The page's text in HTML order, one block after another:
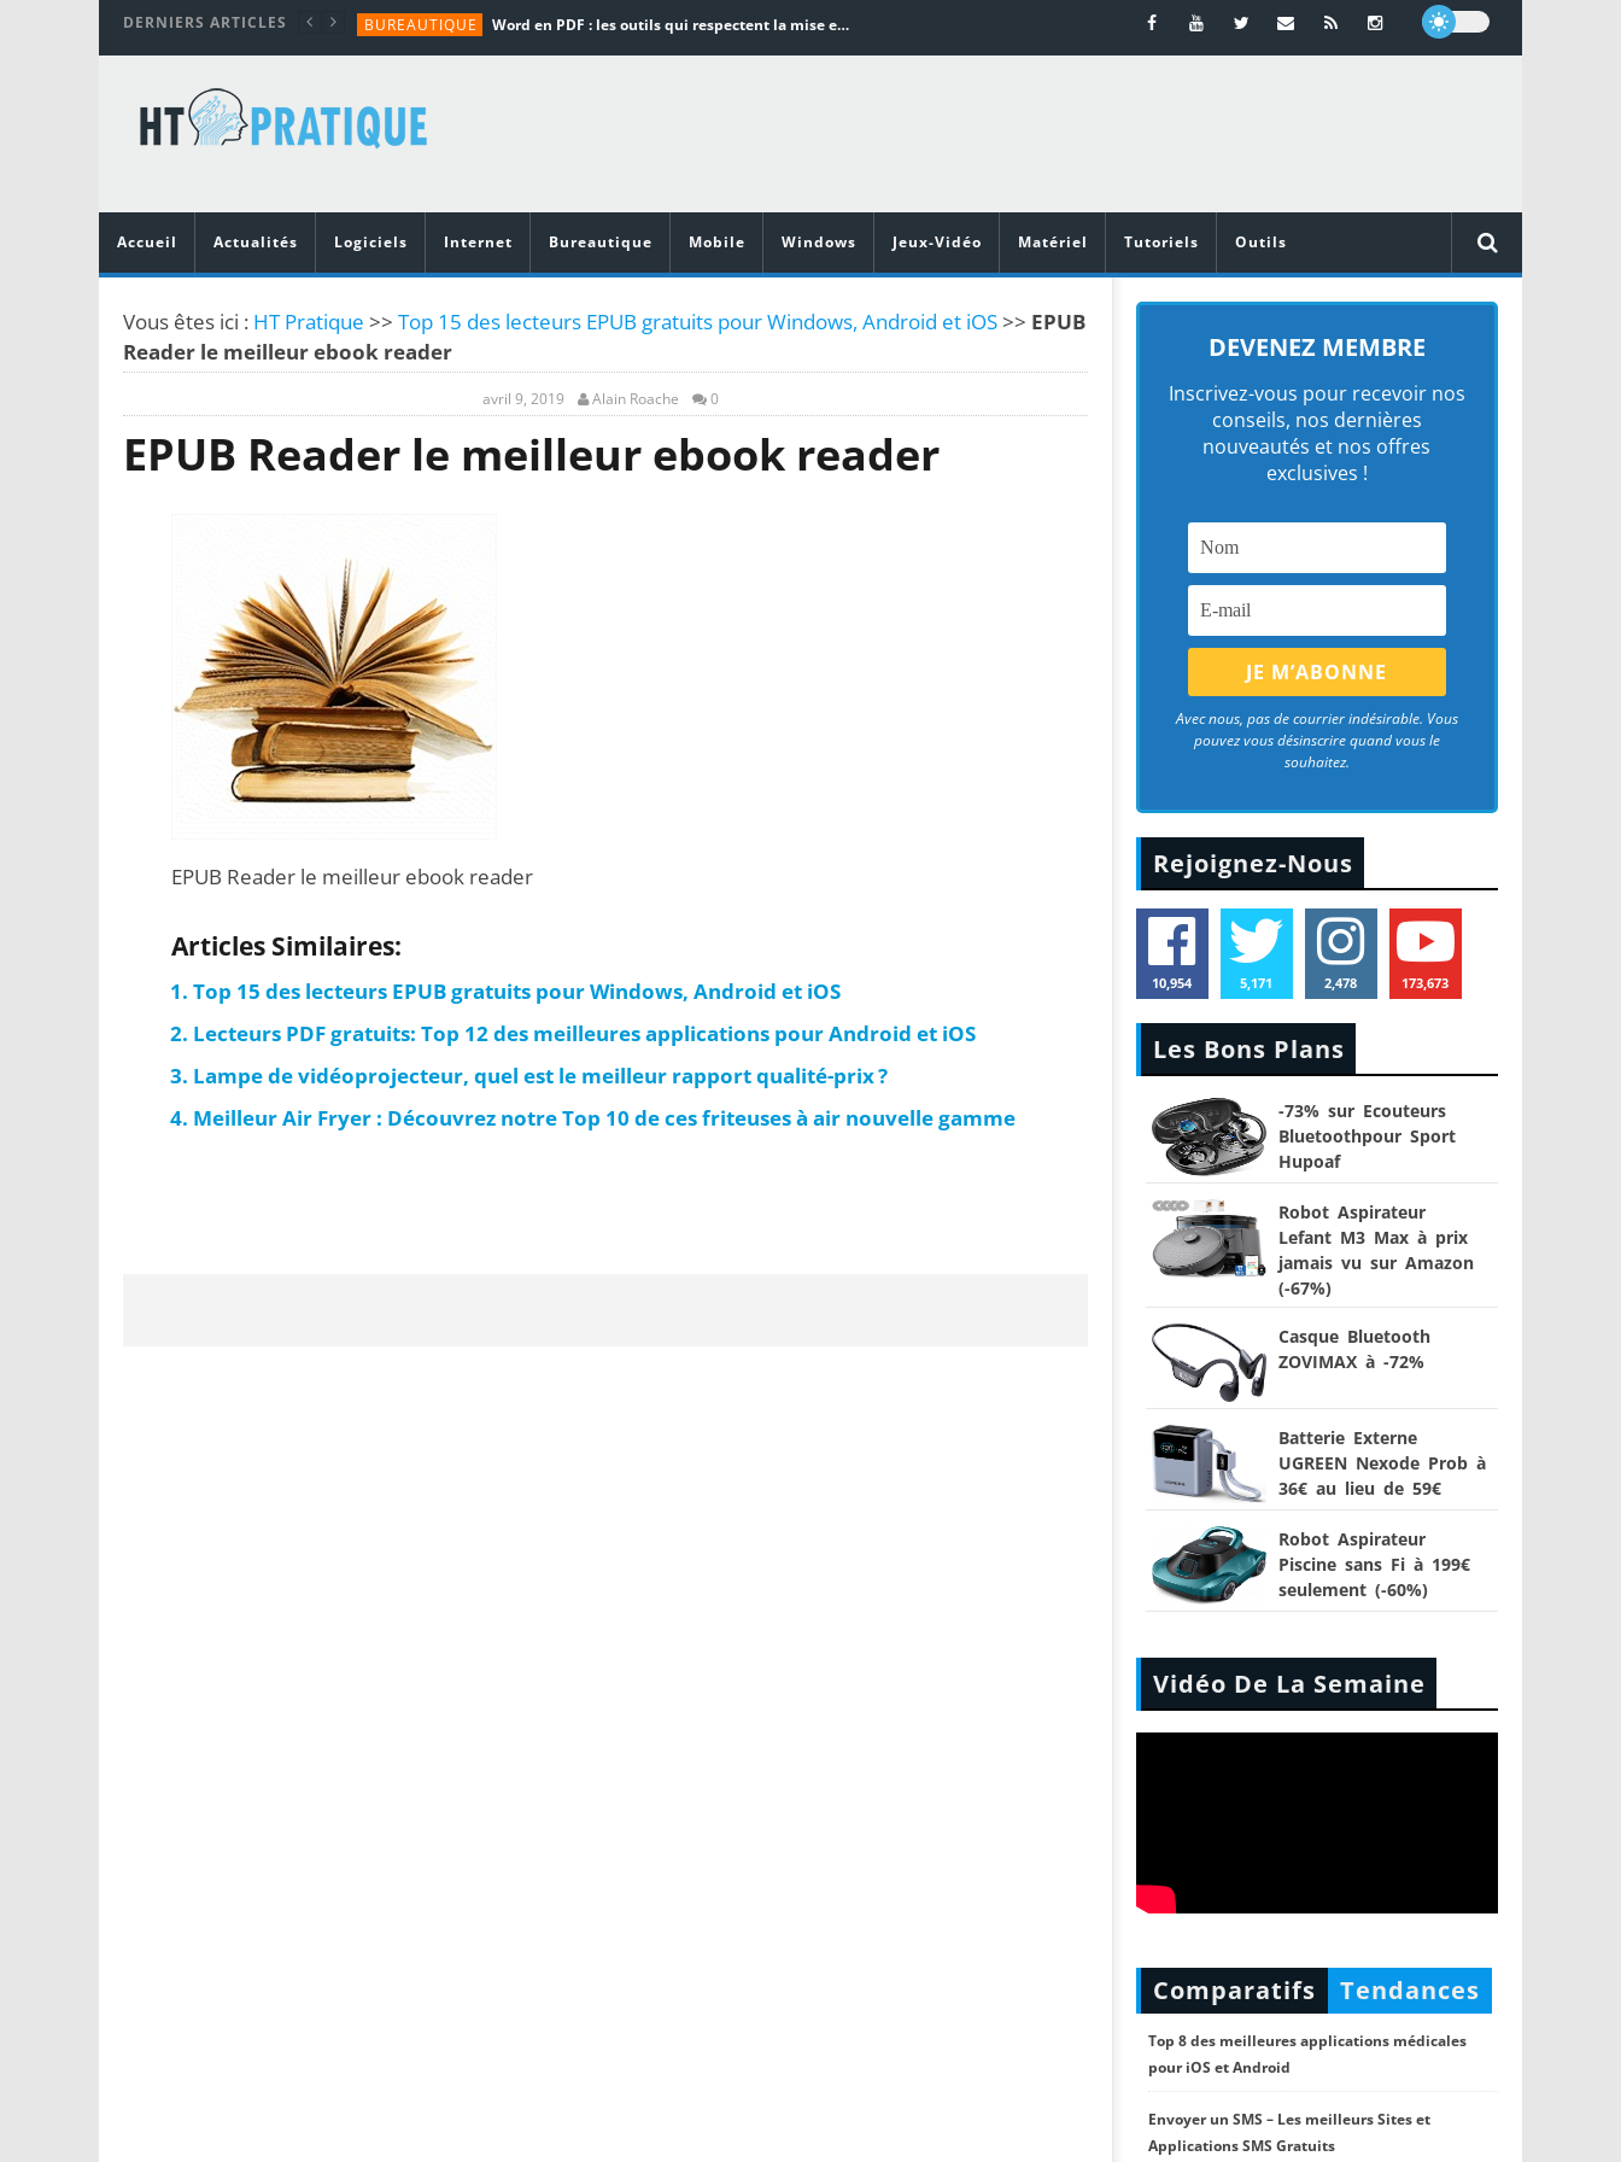
DERNIERS ARTICLES BUREAUTIQUE Word en PDF : les outils qui respectent la mise en page
TUTORIALS
MATÉRIEL
Vidéoprojecteurs Asus : Top 6 des meilleurs modèles de la marque
Accueil
Actualités Logiciels Internet Bureautique Mobile Windows Jeux-Vidéo Matériel Tutoriels Outils
Vous êtes ici : HT Pratique >> Top 15 des lecteurs EPUB gratuits pour Windows, Android et iOS>> EPUB
Reader le meilleur ebook reader
avril 9, 2019 Alain Roache 0
EPUB Reader le meilleur ebook reader
EPUB Reader le meilleur ebook reader
Articles Similaires:
Top 15 des lecteurs EPUB gratuits pour Windows, Android et iOS
Lecteurs PDF gratuits: Top 12 des meilleures applications pour Android et iOS
Lampe de vidéoprojecteur, quel est le meilleur rapport qualité-prix ?
Meilleur Air Fryer : Découvrez notre Top 10 de ces friteuses à air nouvelle gamme
DEVENEZ MEMBRE
Inscrivez-vous pour recevoir nos
conseils, nos dernières
nouveautés et nos offres
exclusives !
Avec nous, pas de courrier indésirable. Vous
pouvez vous désinscrire quand vous le
souhaitez.
Rejoignez-Nous
10,954 5,171 2,478 173,673
Les Bons Plans
-73% sur Ecouteurs
Bluetoothpour Sport
Hupoaf
Robot Aspirateur
Lefant M3 Max à prix
jamais vu sur Amazon
(-67%)
Casque Bluetooth
ZOVIMAX à -72%
Batterie Externe
UGREEN Nexode Prob à
36€ au lieu de 59€
Robot Aspirateur
Piscine sans Fi à 199€
seulement (-60%)
Vidéo De La Semaine
Comparatifs Tendances
Top 8 des meilleures applications médicales
pour iOS et Android
Envoyer un SMS – Les meilleurs Sites et
Applications SMS Gratuits